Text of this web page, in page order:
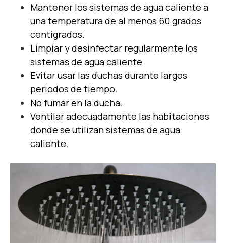
Mantener los sistemas de agua caliente a
una temperatura de al menos 60 grados
centígrados.
Limpiar y desinfectar regularmente los
sistemas de agua caliente
Evitar usar las duchas durante largos
periodos de tiempo.
No fumar en la ducha.
Ventilar adecuadamente las habitaciones
donde se utilizan sistemas de agua
caliente.